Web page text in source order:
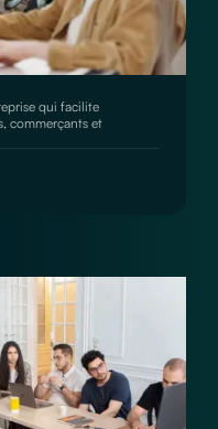
qui facilite
commerçants et